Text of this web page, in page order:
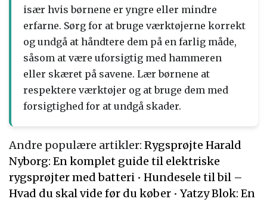
især hvis børnene er yngre eller mindre
erfarne. Sørg for at bruge værktøjerne korrekt
og undgå at håndtere dem på en farlig måde,
såsom at være uforsigtig med hammeren
eller skæret på savene. Lær børnene at
respektere værktøjer og at bruge dem med
forsigtighed for at undgå skader.
Andre populære artikler: Rygsprøjte Harald
Nyborg: En komplet guide til elektriske
rygsprøjter med batteri • Hundesele til bil –
Hvad du skal vide før du køber • Yatzy Blok: En